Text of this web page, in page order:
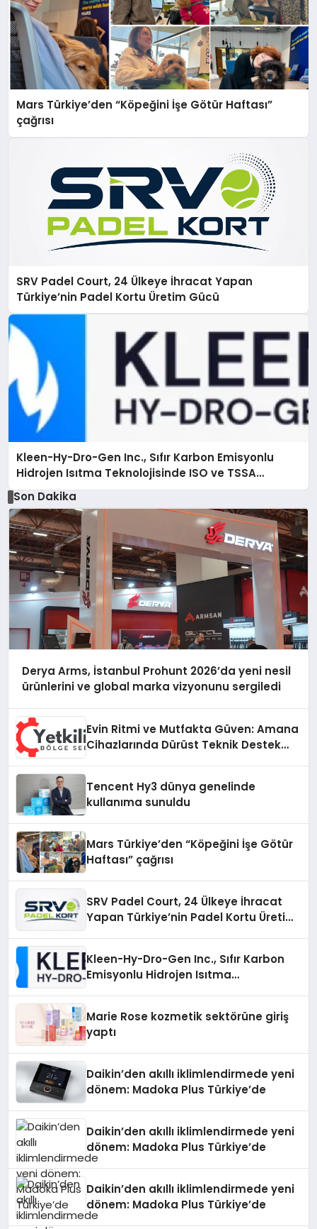
Mars Türkiye’den “Köpeğini İşe Götür Haftası”
çağrısı
SRV Padel Court, 24 Ülkeye İhracat Yapan
Türkiye’nin Padel Kortu Üretim Gücü
Kleen-Hy-Dro-Gen Inc., Sıfır Karbon Emisyonlu
Hidrojen Isıtma Teknolojisinde ISO ve TSSA
Düzenleyici Onaylarını Aldı
Son Dakika
Derya Arms, İstanbul Prohunt 2026’da yeni nesil
ürünlerini ve global marka vizyonunu sergiledi
Evin Ritmi ve Mutfakta Güven: Amana
Cihazlarında Dürüst Teknik Destek
Tencent Hy3 dünya genelinde
kullanıma sunuldu
Mars Türkiye’den “Köpeğini İşe Götür
Haftası” çağrısı
SRV Padel Court, 24 Ülkeye İhracat
Yapan Türkiye’nin Padel Kortu Üretim
Kleen-Hy-Dro-Gen Inc., Sıfır Karbon
Emisyonlu Hidrojen Isıtma
Marie Rose kozmetik sektörüne giriş
yaptı
Daikin’den akıllı iklimlendirmede yeni
dönem: Madoka Plus Türkiye’de
Daikin’den akıllı iklimlendirmede yeni
dönem: Madoka Plus Türkiye’de
Daikin’den akıllı iklimlendirmede yeni
dönem: Madoka Plus Türkiye’de